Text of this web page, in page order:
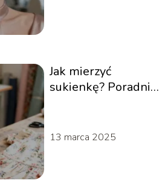
Jak mierzyć
sukienkę? Poradnik
13 marca 2025